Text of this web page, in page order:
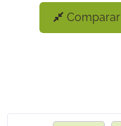
Comparar